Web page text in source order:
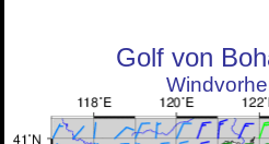
Golf von